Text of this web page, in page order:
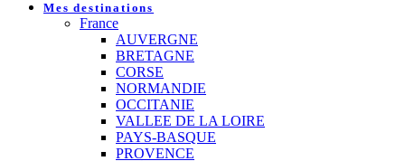
Mes destinations
France
AUVERGNE
BRETAGNE
CORSE
NORMANDIE
OCCITANIE
VALLEE DE LA LOIRE
PAYS-BASQUE
PROVENCE